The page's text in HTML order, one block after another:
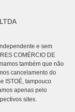
e sem
COMÉRCIO DE
também que não
cancelamento do
ISTOÉ, tampouco
apenas pelo
sites.